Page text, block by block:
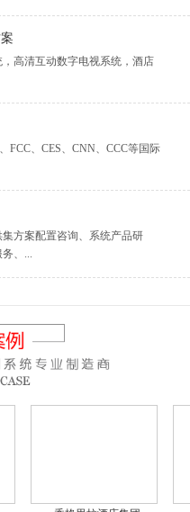
高清互动数字电视系统，酒店
FCC、CES、CNN、CCC等国际
方案配置咨询、系统产品研
、...